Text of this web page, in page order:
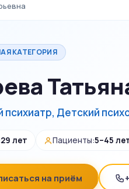
КАТЕГОРИЯ
психиатр, Детский
29 лет Пациенты:5–45
на приём